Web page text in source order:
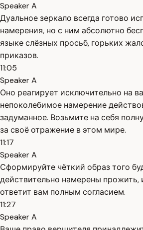
Speaker A
Дуальное зеркало всегда готово
намерения, но с ним абсолютно
языке слёзных просьб, горьких
приказов.
11:05
Speaker A
Оно реагирует исключительно на
непоколебимое намерение
задуманное. Возьмите на себя
за своё отражение в этом мире.
11:17
Speaker A
Сформируйте чёткий образ того
действительно намерены прожить,
ответит вам полным согласием.
11:27
Speaker A